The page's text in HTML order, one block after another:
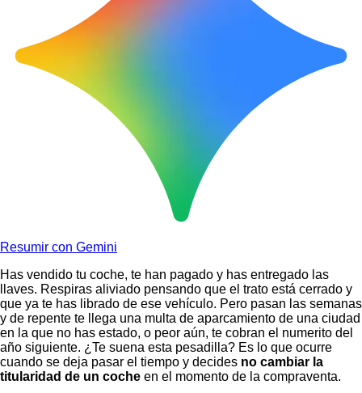
Resumir con Gemini
Has vendido tu coche, te han pagado y has entregado las
llaves. Respiras aliviado pensando que el trato está cerrado y
que ya te has librado de ese vehículo. Pero pasan las semanas
y de repente te llega una multa de aparcamiento de una ciudad
en la que no has estado, o peor aún, te cobran el numerito del
año siguiente. ¿Te suena esta pesadilla? Es lo que ocurre
cuando se deja pasar el tiempo y decides no cambiar la
titularidad de un coche en el momento de la compraventa.